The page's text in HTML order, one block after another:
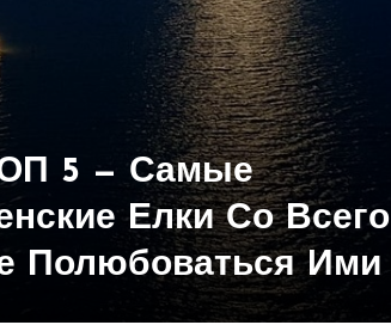
5 — Самые
Елки Со Всего
Полюбоваться Ими